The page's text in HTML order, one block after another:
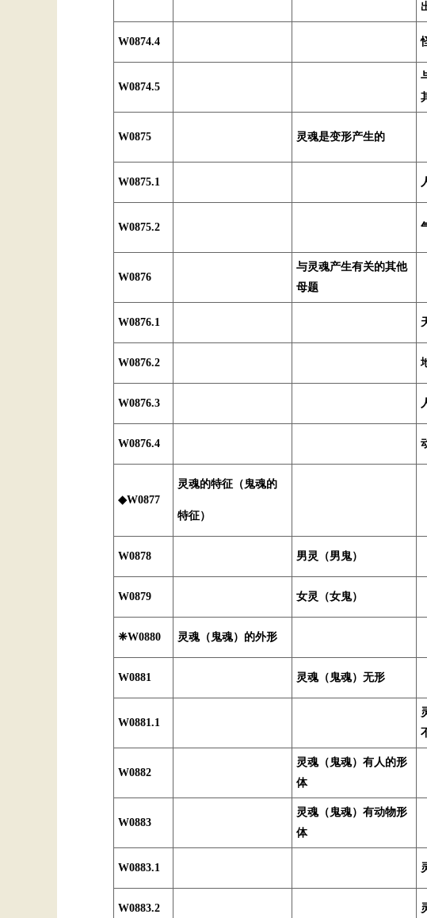
W0874.4
W0874.5
W0875 灵魂是变形产生的
W0875.1
W0875.2
W0876
与灵魂产生有关的其他
母题
W0876.1
W0876.2
W0876.3
W0876.4
◆W0877
灵魂的特征（鬼魂的
特征）
W0878 男灵（男鬼）
W0879 女灵（女鬼）
❈W0880 灵魂（鬼魂）的外形
W0881 灵魂（鬼魂）无形
W0881.1
W0882
灵魂（鬼魂）有人的形
体
W0883
灵魂（鬼魂）有动物形
体
W0883.1
W0883.2